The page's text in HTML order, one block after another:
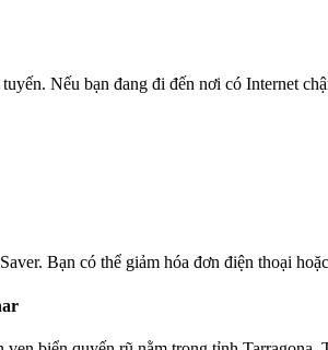
Nếu bạn đang đi đến nơi có Internet
Bạn có thể giảm hóa đơn điện thoại